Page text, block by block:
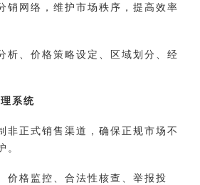
销网络，维护市场秩序，提高效率
析、价格策略设定、区域划分、经
系统
非正式销售渠道，确保正规市场不
。
价格监控、合法性核查、举报投